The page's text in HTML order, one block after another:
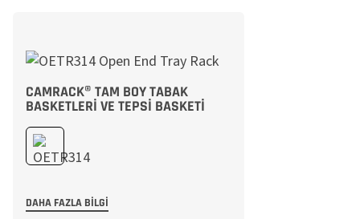
CAMRACK® TAM BOY TABAK
BASKETLERI VE TEPSI BASKETI
DAHA FAZLA BILGI